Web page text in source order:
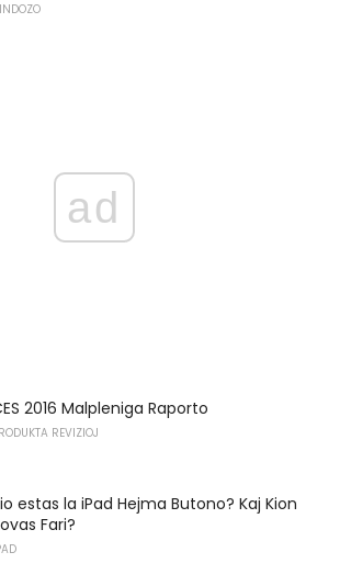
ad
2016 Malpleniga Raporto
REVIZIOJ
estas la iPad Hejma Butono? Kaj Kion
Fari?